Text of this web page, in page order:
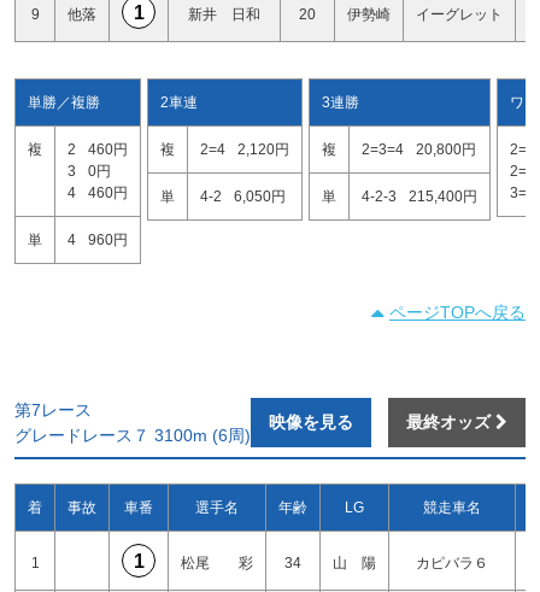
9 他落 1 新井 日和 20 伊勢崎 イーグレット
単勝／複勝
複 2
460円
3
0円
4
460円
単 4 960円
2車連
複 2=4 2,120円
単 4-2 6,050円
3連勝
複 2=3=4 20,800円
単 4-2-3 215,400円
ワ
2=3
2=4
3=4
ページTOPへ戻る
第7レース
グレードレース７ 3100m (6周)
映像を見る 最終オッズ
着 事故 車番 選手名 年齢 LG 競走車名
1 1 松尾 彩 34 山 陽 カピバラ６